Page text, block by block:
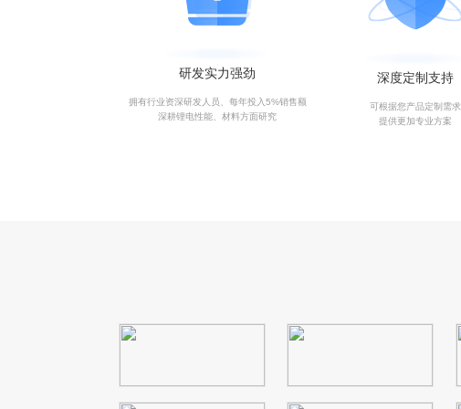
研发实力强劲
拥有行业资深研发人员、每年投入5%销售额
深耕锂电性能、材料方面研究
深度定制支持
可根据您产品定制需求
提供更加专业方案